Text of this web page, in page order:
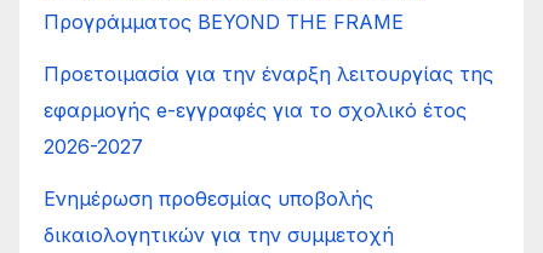
Προγράμματος BEYOND THE FRAME
Προετοιμασία για την έναρξη λειτουργίας της
εφαρμογής e-εγγραφές για το σχολικό έτος
2026-2027
Ενημέρωση προθεσμίας υποβολής
δικαιολογητικών για την συμμετοχή